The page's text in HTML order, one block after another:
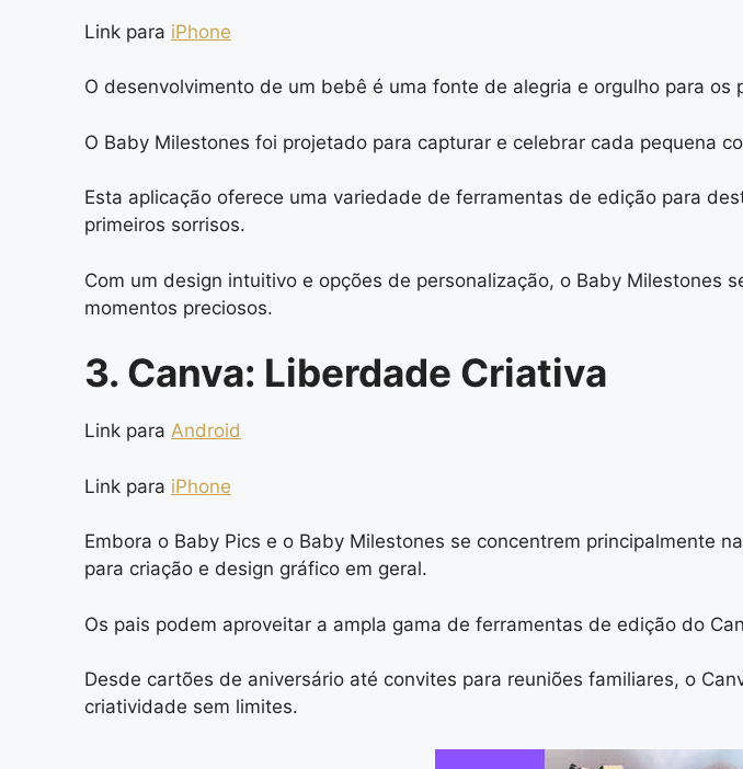
Link para iPhone
O desenvolvimento de um bebê é uma fonte de alegria e orgulho para os
O Baby Milestones foi projetado para capturar e celebrar cada pequena
Esta aplicação oferece uma variedade de ferramentas de edição para
primeiros sorrisos.
Com um design intuitivo e opções de personalização, o Baby Milestones
momentos preciosos.
3. Canva: Liberdade Criativa
Link para Android
Link para iPhone
Embora o Baby Pics e o Baby Milestones se concentrem principalmente
para criação e design gráfico em geral.
Os pais podem aproveitar a ampla gama de ferramentas de edição do
Desde cartões de aniversário até convites para reuniões familiares, o
criatividade sem limites.